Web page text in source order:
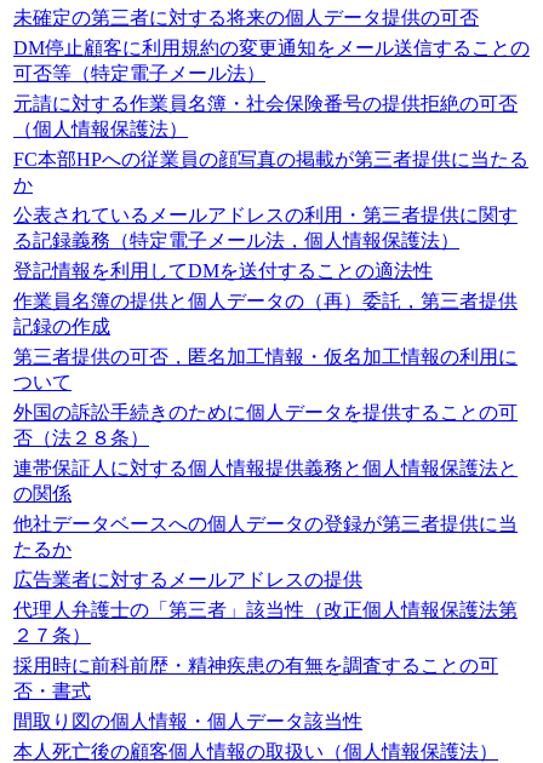
未確定の第三者に対する将来の個人データ提供の可否
DM停止顧客に利用規約の変更通知をメール送信することの
可否等（特定電子メール法）
元請に対する作業員名簿・社会保険番号の提供拒絶の可否
（個人情報保護法）
FC本部HPへの従業員の顔写真の掲載が第三者提供に当たる
か
公表されているメールアドレスの利用・第三者提供に関す
る記録義務（特定電子メール法，個人情報保護法）
登記情報を利用してDMを送付することの適法性
作業員名簿の提供と個人データの（再）委託，第三者提供
記録の作成
第三者提供の可否，匿名加工情報・仮名加工情報の利用に
ついて
外国の訴訟手続きのために個人データを提供することの可
否（法２８条）
連帯保証人に対する個人情報提供義務と個人情報保護法と
の関係
他社データベースへの個人データの登録が第三者提供に当
たるか
広告業者に対するメールアドレスの提供
代理人弁護士の「第三者」該当性（改正個人情報保護法第
２７条）
採用時に前科前歴・精神疾患の有無を調査することの可
否・書式
間取り図の個人情報・個人データ該当性
本人死亡後の顧客個人情報の取扱い（個人情報保護法）